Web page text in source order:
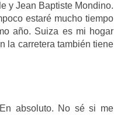
y Jean Baptiste Mondino.
estaré mucho tiempo
año. Suiza es mi hogar
la carretera también tiene
absoluto. No sé si me